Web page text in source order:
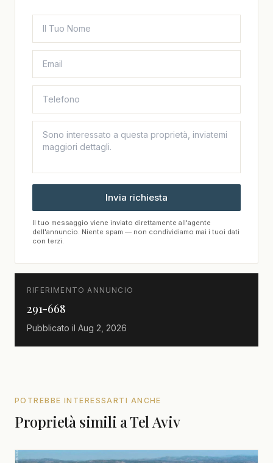
Invia richiesta
Il tuo messaggio viene inviato direttamente all'agente
dell'annuncio. Niente spam — non condividiamo mai i tuoi dati
con terzi.
RIFERIMENTO ANNUNCIO
291-668
Pubblicato il Aug 2, 2026
POTREBBE INTERESSARTI ANCHE
Proprietà simili a Tel Aviv